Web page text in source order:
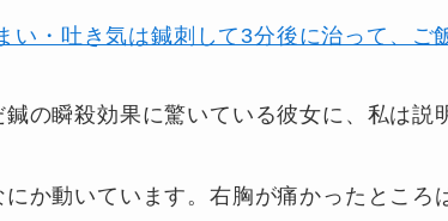
い・吐き気は鍼刺して3分後に治って、ご
の瞬殺効果に驚いている彼女に、私は説
にか動いています。右胸が痛かったとこ